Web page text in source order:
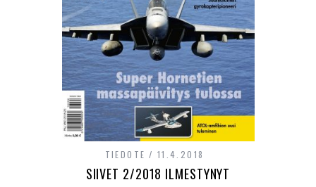
TIEDOTE 11.4.2018
SIIVET 2/2018 ILMESTYNYT